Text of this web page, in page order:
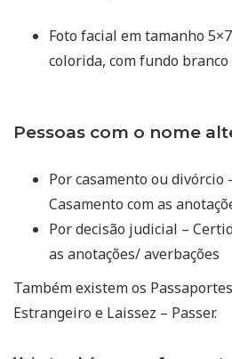
Foto facial em tamanho
colorida, com fundo
Pessoas com o nome
Por casamento ou divórcio
Casamento com as
Por decisão judicial –
as anotações/ averbações
Também existem os
Estrangeiro e Laissez – Passer.